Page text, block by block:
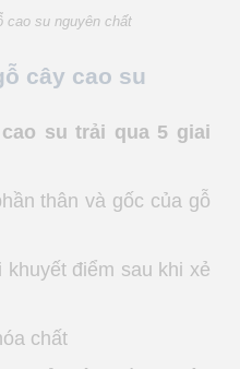
cao su nguyên chất
cây cao su
su trải qua 5 giai
thân và gốc của gỗ
điểm sau khi xẻ
chất